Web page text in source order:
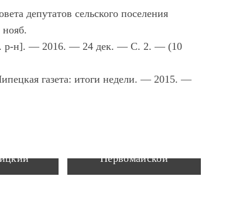
депутатов сельского поселения
р-н]. — 2016. — 24 дек. — С. 2. — (10
газета: итоги недели. — 2015. —
Первомайской